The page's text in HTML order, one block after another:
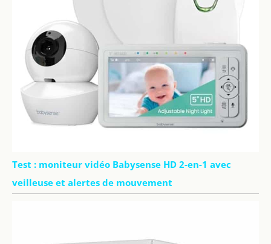
Test : moniteur vidéo Babysense HD 2-en-1 avec
veilleuse et alertes de mouvement